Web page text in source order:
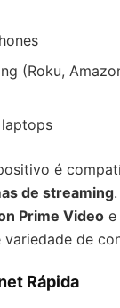
(Roku,
é
de streaming
Prime Video e
variedade de
Rápida